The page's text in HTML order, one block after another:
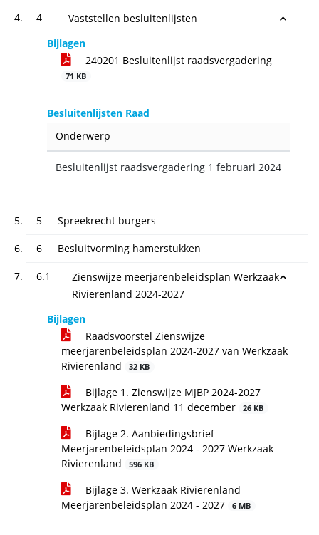
4
Vaststellen besluitenlijsten
Bijlagen
240201 Besluitenlijst raadsvergadering
71 KB
Besluitenlijsten Raad
Onderwerp
Besluitenlijst raadsvergadering 1 februari 2024
5 Spreekrecht burgers
6 Besluitvorming hamerstukken
6.1
Zienswijze meerjarenbeleidsplan Werkzaak
Rivierenland 2024-2027
Bijlagen
Raadsvoorstel Zienswijze
meerjarenbeleidsplan 2024-2027 van Werkzaak
Rivierenland
32 KB
Bijlage 1. Zienswijze MJBP 2024-2027
Werkzaak Rivierenland 11 december
26 KB
Bijlage 2. Aanbiedingsbrief
Meerjarenbeleidsplan 2024 - 2027 Werkzaak
Rivierenland
596 KB
Bijlage 3. Werkzaak Rivierenland
Meerjarenbeleidsplan 2024 - 2027
6 MB